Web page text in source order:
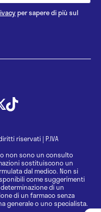
per sapere di più sul
riservati| P.IVA
non sono un consulto
sostituiscono un
dal medico. Non si
come suggerimenti
di un
di un farmaco senza
generale o uno specialista.